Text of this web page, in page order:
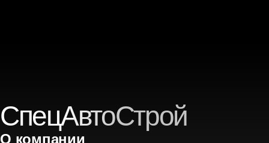
СпецАвтоСтрой
О компании